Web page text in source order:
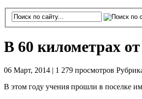
В 60 километрах
06 Март, 2014 | 1 279 просмотров
В этом году учения прошли в поселке